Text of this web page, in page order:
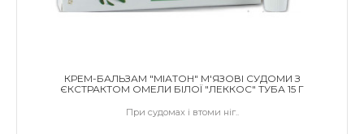
КРЕМ-БАЛЬЗАМ "МІАТОН" М'ЯЗОВІ СУДОМИ З
ЄКСТРАКТОМ ОМЕЛИ БІЛОЇ "ЛЕККОС" ТУБА 15 Г
При судомах і втоми ніг..